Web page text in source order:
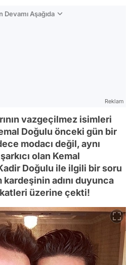
Devamı Aşağıda
Reklam
vazgeçilmez isimleri
Doğulu önceki gün bir
modacı değil, aynı
olan Kemal
Doğulu ile ilgili bir soru
adını duyunca
üzerine çekti!